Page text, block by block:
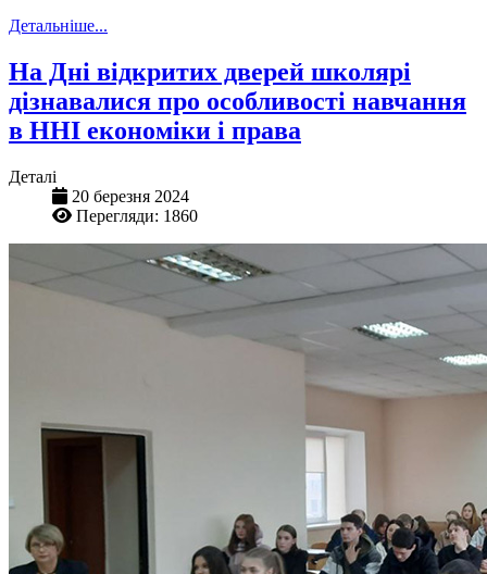
Детальніше...
На Дні відкритих дверей школярі
дізнавалися про особливості навчання
в ННІ економіки і права
Деталі
20 березня 2024
Перегляди: 1860